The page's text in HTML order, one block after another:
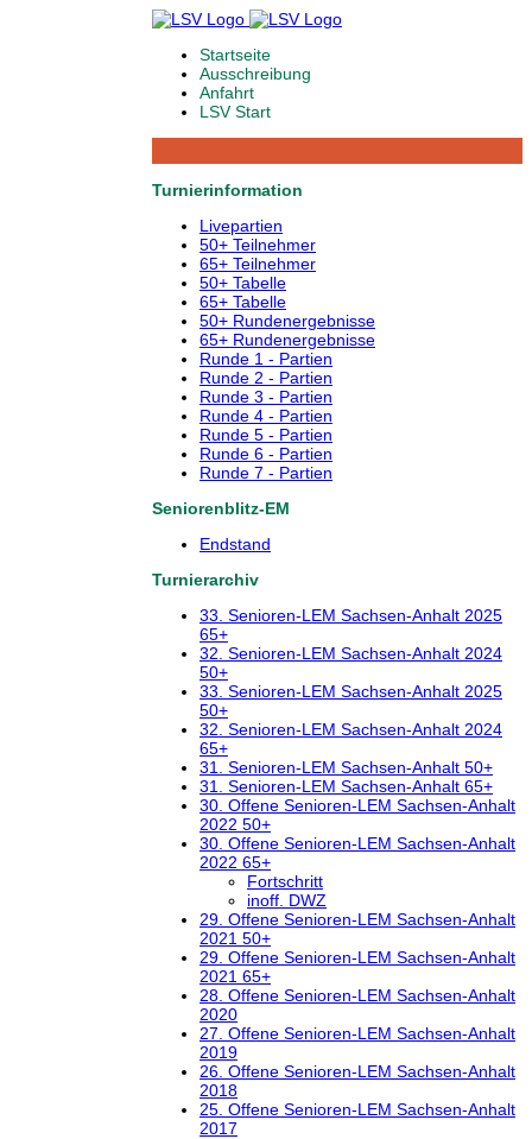
Startseite
Ausschreibung
Anfahrt
LSV Start
Turnierinformation
Livepartien
50+ Teilnehmer
65+ Teilnehmer
50+ Tabelle
65+ Tabelle
50+ Rundenergebnisse
65+ Rundenergebnisse
Runde 1 - Partien
Runde 2 - Partien
Runde 3 - Partien
Runde 4 - Partien
Runde 5 - Partien
Runde 6 - Partien
Runde 7 - Partien
Seniorenblitz-EM
Endstand
Turnierarchiv
33. Senioren-LEM Sachsen-Anhalt 2025
65+
32. Senioren-LEM Sachsen-Anhalt 2024
50+
33. Senioren-LEM Sachsen-Anhalt 2025
50+
32. Senioren-LEM Sachsen-Anhalt 2024
65+
31. Senioren-LEM Sachsen-Anhalt 50+
31. Senioren-LEM Sachsen-Anhalt 65+
30. Offene Senioren-LEM Sachsen-Anhalt
2022 50+
30. Offene Senioren-LEM Sachsen-Anhalt
2022 65+
Fortschritt
inoff. DWZ
29. Offene Senioren-LEM Sachsen-Anhalt
2021 50+
29. Offene Senioren-LEM Sachsen-Anhalt
2021 65+
28. Offene Senioren-LEM Sachsen-Anhalt
2020
27. Offene Senioren-LEM Sachsen-Anhalt
2019
26. Offene Senioren-LEM Sachsen-Anhalt
2018
25. Offene Senioren-LEM Sachsen-Anhalt
2017